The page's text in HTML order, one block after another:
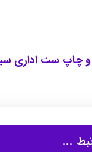
چاپ ست اداری
...